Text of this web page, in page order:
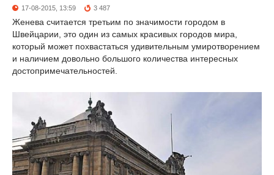
17-08-2015, 13:59 3 487
Женева считается третьим по значимости городом в
Швейцарии, это один из самых красивых городов мира,
который может похвастаться удивительным умиротворением
и наличием довольно большого количества интересных
достопримечательностей.